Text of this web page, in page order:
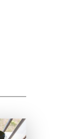
ВЫПУСКА